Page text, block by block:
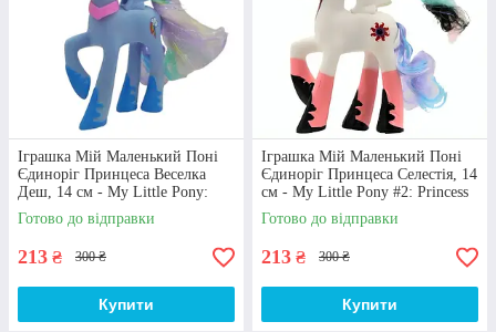
Персонажі
У каталозі Ви знайдете головних героїв даного
анімаційного мультфільму: Флатершай, Пінкі
Пай, Твайлайт Спаркл (Сутінкова Іскорка),
Чірайлі і т.д.
Іграшка Мій Маленький Поні
Єдиноріг Принцеса Веселка
Деш, 14 см - My Little Pony:
Rainbow Dash
Готово до відправки
213 ₴ 300 ₴
Купити
Іграшка Мій Маленький Поні
Єдиноріг Принцеса Селестія, 14
см - My Little Pony #2: Princess
Celestia
Готово до відправки
213 ₴ 300 ₴
Купити